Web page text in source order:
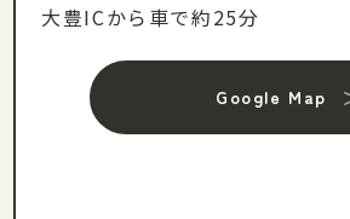
大豊ICから車で約25分
Google Map